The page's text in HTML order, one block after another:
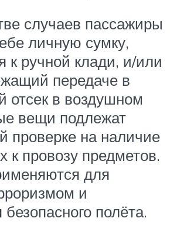
случаев пассажиры
личную сумку,
к ручной клади, и/или
передаче в
отсек в воздушном
вещи подлежат
проверке на наличие
к провозу предметов.
для
и
полёта.